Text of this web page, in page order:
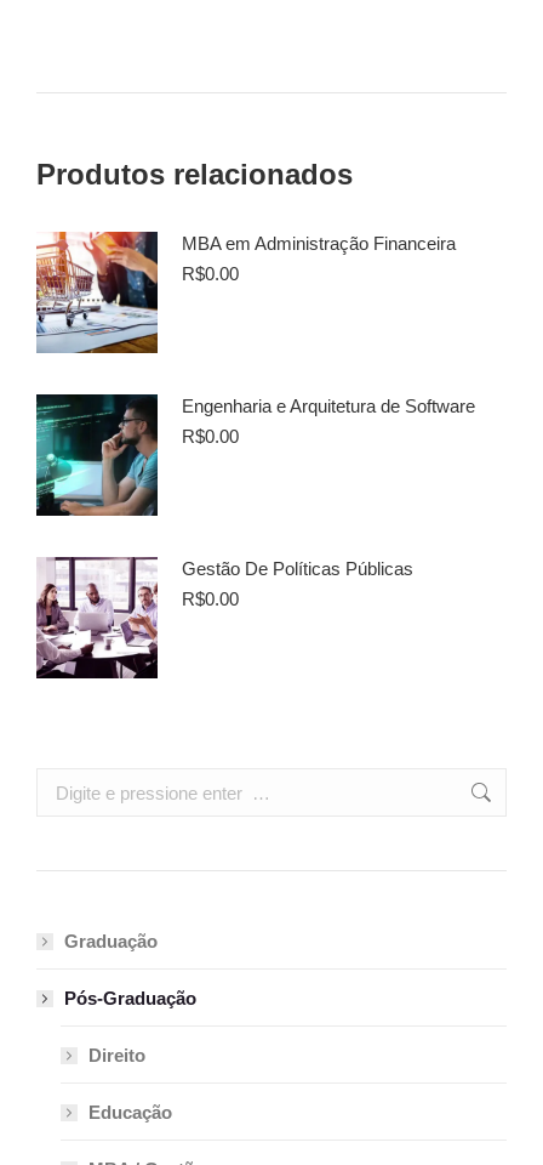
Produtos relacionados
MBA em Administração Financeira
R$0.00
Engenharia e Arquitetura de Software
R$0.00
Gestão De Políticas Públicas
R$0.00
Search:
Graduação
Pós-Graduação
Direito
Educação